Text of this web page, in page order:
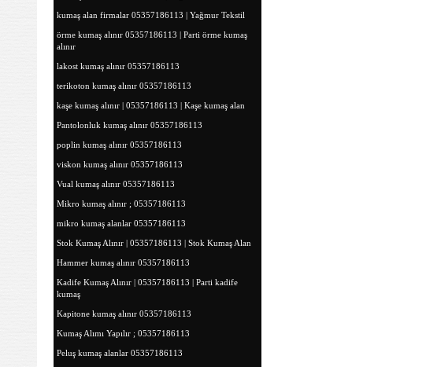
kumaş alan firmalar 05357186113 | Yağmur Tekstil
örme kumaş alınır 05357186113 | Parti örme kumaş
alınır
lakost kumaş alınır 05357186113
terikoton kumaş alınır 05357186113
kaşe kumaş alınır | 05357186113 | Kaşe kumaş alan
Pantolonluk kumaş alınır 05357186113
poplin kumaş alınır 05357186113
viskon kumaş alınır 05357186113
Vual kumaş alınır 05357186113
Mikro kumaş alınır ; 05357186113
mikro kumaş alanlar 05357186113
Stok Kumaş Alınır | 05357186113 | Stok Kumaş Alan
Hammer kumaş alınır 05357186113
Kadife Kumaş Alınır | 05357186113 | Parti kadife
kumaş
Kapitone kumaş alınır 05357186113
Kumaş Alımı Yapılır ; 05357186113
Peluş kumaş alanlar 05357186113